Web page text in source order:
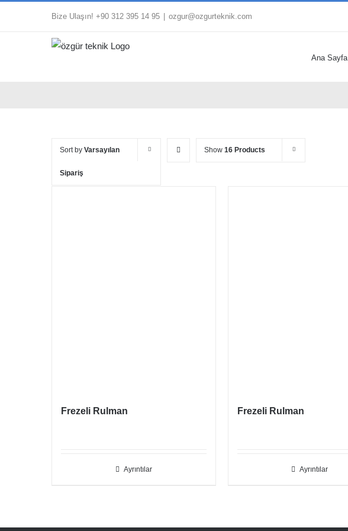
Bize Ulaşın! +90 312 395 14 95 ozgur@ozgurteknik.com
Ana Sayfa
Sort by Varsayılan
Sipariş
Show 16 Products
Frezeli Rulman
Ayrıntılar
Frezeli Rulman
Ayrıntılar